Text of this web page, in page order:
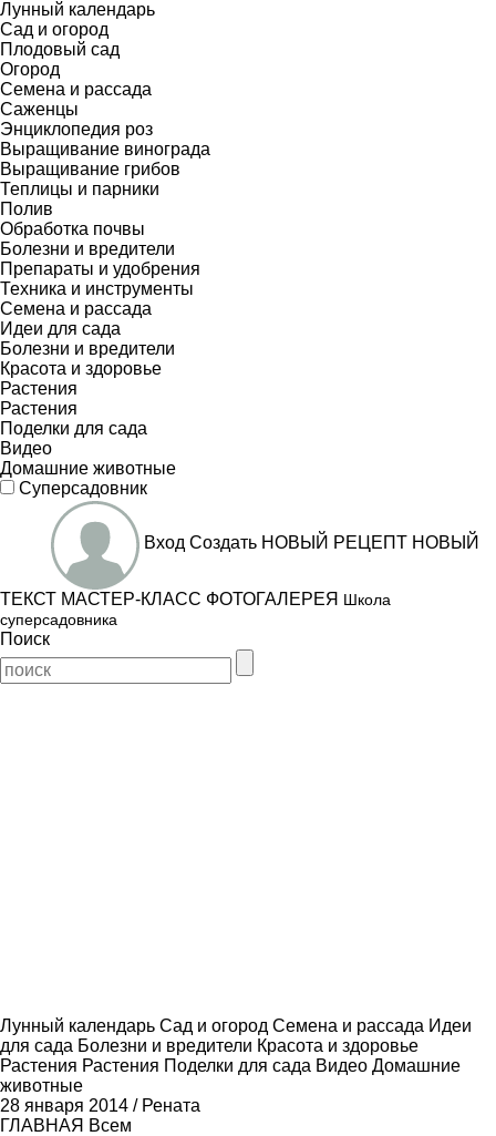
Лунный календарь
Сад и огород
Плодовый сад
Огород
Семена и рассада
Саженцы
Энциклопедия роз
Выращивание винограда
Выращивание грибов
Теплицы и парники
Полив
Обработка почвы
Болезни и вредители
Препараты и удобрения
Техника и инструменты
Семена и рассада
Идеи для сада
Болезни и вредители
Красота и здоровье
Растения
Растения
Поделки для сада
Видео
Домашние животные
Суперсадовник
Вход Создать НОВЫЙ РЕЦЕПТ НОВЫЙ
ТЕКСТ МАСТЕР-КЛАСС ФОТОГАЛЕРЕЯ Школа
суперсадовника
Поиск
Лунный календарь Сад и огород Семена и рассада Идеи
для сада Болезни и вредители Красота и здоровье
Растения Растения Поделки для сада Видео Домашние
животные
28 января 2014 / Рената
ГЛАВНАЯ Всем